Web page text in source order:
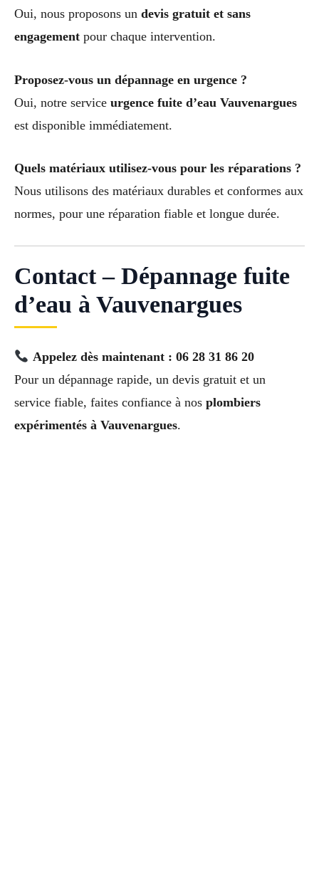
Oui, nous proposons un devis gratuit et sans
engagement pour chaque intervention.
Proposez-vous un dépannage en urgence ?
Oui, notre service urgence fuite d’eau Vauvenargues
est disponible immédiatement.
Quels matériaux utilisez-vous pour les réparations ?
Nous utilisons des matériaux durables et conformes aux
normes, pour une réparation fiable et longue durée.
Contact – Dépannage fuite
d’eau à Vauvenargues
Appelez dès maintenant : 06 28 31 86 20
Pour un dépannage rapide, un devis gratuit et un
service fiable, faites confiance à nos plombiers
expérimentés à Vauvenargues.